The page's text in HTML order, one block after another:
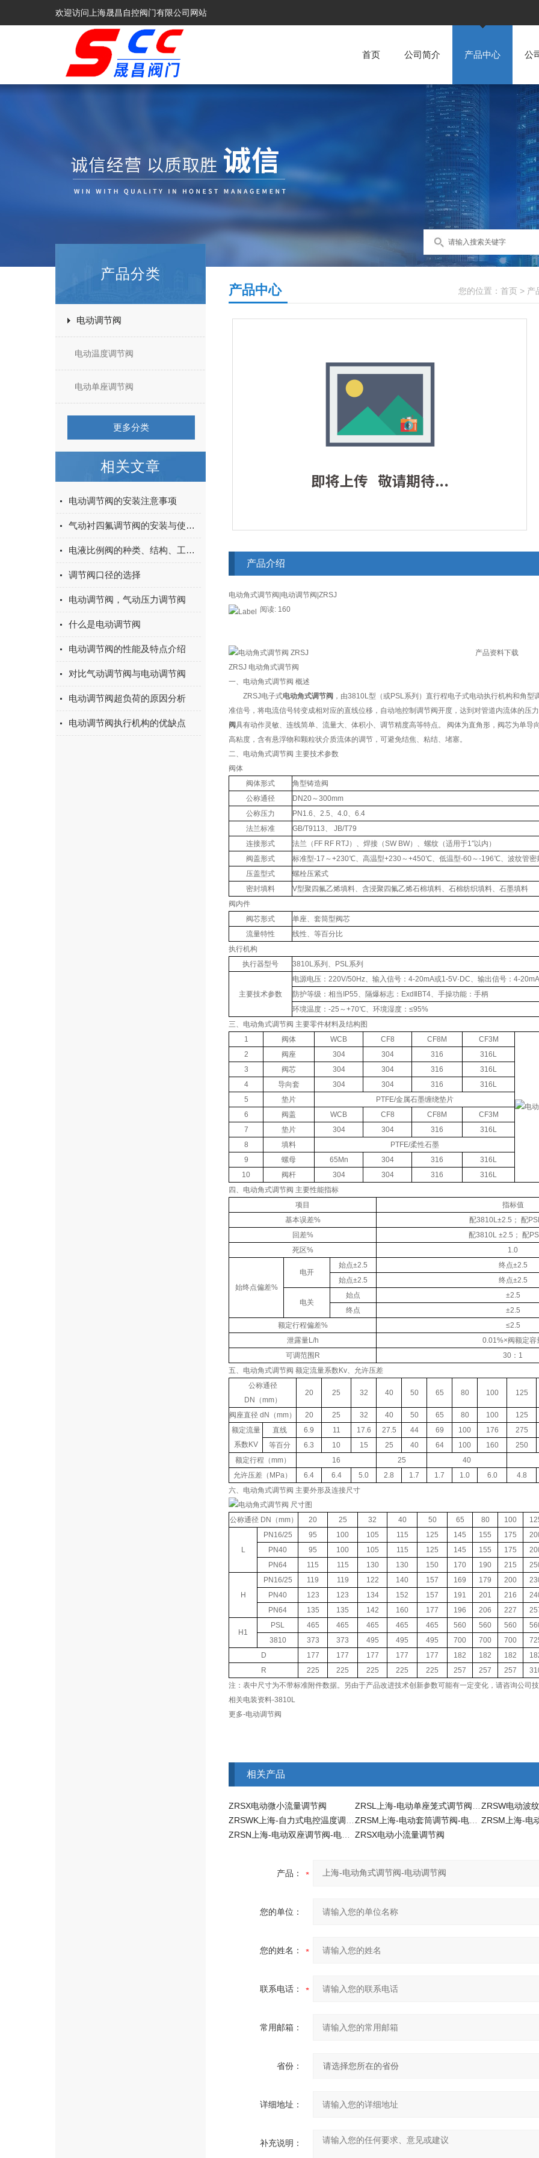
欢迎访问上海晟昌自控阀门有限公司网站
首页 公司简介 产品中心 公
产品分类
电动调节阀
电动温度调节阀
电动单座调节阀
更多分类
相关文章
电动调节阀的安装注意事项
气动衬四氟调节阀的安装与使用注意事项都在本篇
电液比例阀的种类、结构、工作原理
调节阀口径的选择
电动调节阀，气动压力调节阀
什么是电动调节阀
电动调节阀的性能及特点介绍
对比气动调节阀与电动调节阀
电动调节阀超负荷的原因分析
电动调节阀执行机构的优缺点
您的位置： 首页 > 产
产品中心
产品介绍
电动角式调节阀|电动调节阀|ZRSJ
阅读: 160
产品资料下载
ZRSJ 电动角式调节阀
一、电动角式调节阀 概述
ZRSJ电子式电动角式调节阀 ，由3810L型（或PSL系列）直行程电子式电动执行机构和角
准信号，将电流信号转变成相对应的直线位移，自动地控制调节阀开度，达到对管道内流体的压
阀具有动作灵敏、连线简单、流量大、体积小、调节精度高等特点。 阀体为直角形，阀芯为单导
高粘度，含有悬浮物和颗粒状介质流体的调节，可避免结焦、粘结、堵塞。
二、电动角式调节阀 主要技术参数
阀体
阀体形式
角型铸造阀
公称通径
DN20～300mm
公称压力
PN1.6、2.5、4.0、6.4
法兰标准
GB/T9113、 JB/T79
连接形式
法兰（FF RF RTJ）、焊接（SW BW）、螺纹（适用于1″以内）
阀盖形式
标准型-17～+230℃、高温型+230～+450℃、低温型-60～-196℃、波纹管
压盖型式
螺栓压紧式
密封填料
V型聚四氟乙烯填料、含浸聚四氟乙烯石棉填料、石棉纺织填料、石墨填料
阀内件
阀芯形式
单座、套筒型阀芯
流量特性
线性、等百分比
执行机构
执行器型号
3810L系列、PSL系列
主要技术参数
电源电压：220V/50Hz、输入信号：4-20mA或1-5V·DC、输出信号：4-
防护等级：相当IP55、隔爆标志：ExdⅡBT4、手操功能：手柄
环境温度：-25～+70℃、环境湿度：≤95%
三、电动角式调节阀 主要零件材料及结构图
1
阀体 WCB CF8 CF8M
CF3M
2
阀座 304 304 316
316L
3
阀芯 304 304 316
316L
4
导向套 304 304 316
316L
5
垫片
PTFE/金属石墨缠绕垫片
6
阀盖 WCB CF8 CF8M
CF3M
7
垫片 304 304 316
316L
8
填料
PTFE/柔性石墨
9
螺母 65Mn 304 316
316L
10
阀杆 304 304 316
316L
四、电动角式调节阀 主要性能指标
项目
指标值
基本误差%
配3810L±2.5； 配
回差%
配3810L ±2.5； 配
死区%
1.0
始终点偏差%
电开
始点±2.5
终点±2.5
始点±2.5
终点±2.5
电关
始点
±2.5
终点
±2.5
额定行程偏差%
≤2.5
泄露量L/h
0.01%×阀额定容
可调范围R
30：1
五、电动角式调节阀 额定流量系数Kv、允许压差
公称通径
DN（mm）
20 25 32 40 50 65 80 100 125
阀座直径 dN（mm） 20 25 32 40 50 65 80 100 125
额定流量
系数KV
直线 6.9 11 17.6 27.5 44 69 100 176 275
等百分
6.3 10 15 25 40 64 100 160 250
额定行程（mm）
16 25 40
允许压差（MPa）
6.4 6.4 5.0 2.8 1.7 1.7 1.0 6.0 4.8
六、电动角式调节阀 主要外形及连接尺寸
公称通径 DN（mm） 20 25 32 40 50 65 80 100
L
PN16/25 95 100 105 115 125 145 155 175
PN40
95 100 105 115 125 145 155 175
PN64
115 115 130 130 150 170 190 215
H
PN16/25 119 119 122 140 157 169 179 200
PN40
123 123 134 152 157 191 201 216
PN64
135 135 142 160 177 196 206 227
H1
PSL 465 465 465 465 465 560 560 560
3810
373 373 495 495 495 700 700 700
D
177 177 177 177 177 182 182 182
R
225 225 225 225 225 257 257 257
注：表中尺寸为不带标准附件数据。另由于产品改进技术创新参数可能有一定变化，请咨询公司技
相关电装资料-3810L
更多-电动调节阀
相关产品
ZRSX电动微小流量调节阀 ZRSW电动波
ZRSX电动小流量调节阀
产品：
您的单位：
您的姓名：
联系电话：
常用邮箱：
省份：
详细地址：
补充说明：